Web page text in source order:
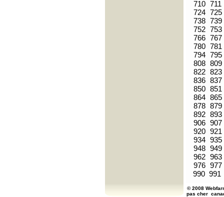
710 711
724 725
738 739
752 753
766 767
780 781
794 795
808 809
822 823
836 837
850 851
864 865
878 879
892 893
906 907
920 921
934 935
948 949
962 963
976 977
990 991
© 2008
pas cher